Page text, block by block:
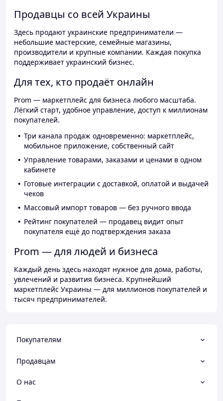
Продавцы со всей Украины
Здесь продают украинские предприниматели —
небольшие мастерские, семейные магазины,
производители и крупные компании. Каждая покупка
поддерживает украинский бизнес.
Для тех, кто продаёт онлайн
Prom — маркетплейс для бизнеса любого масштаба.
Лёгкий старт, удобное управление, доступ к миллионам
покупателей.
Три канала продаж одновременно: маркетплейс,
мобильное приложение, собственный сайт
Управление товарами, заказами и ценами в одном
кабинете
Готовые интеграции с доставкой, оплатой и выдачей
чеков
Массовый импорт товаров — без ручного ввода
Рейтинг покупателей — продавец видит опыт
покупателя ещё до подтверждения заказа
Prom — для людей и бизнеса
Каждый день здесь находят нужное для дома, работы,
увлечений и развития бизнеса. Крупнейший
маркетплейс Украины — для миллионов покупателей и
тысяч предпринимателей.
Покупателям
Продавцам
О нас